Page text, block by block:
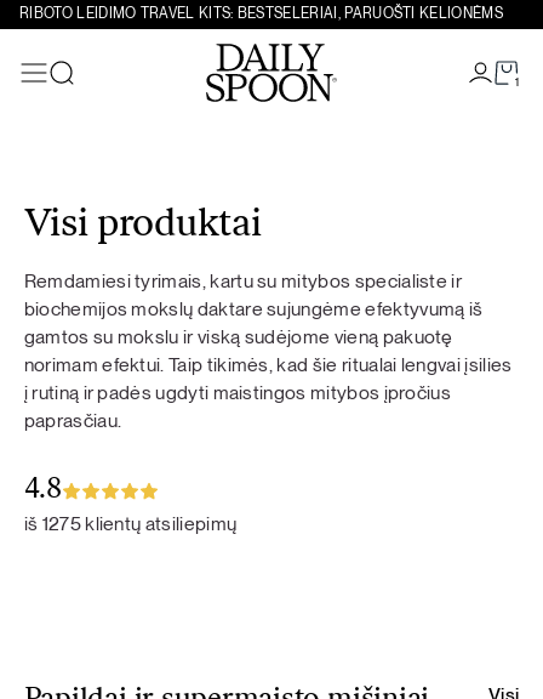
RIBOTO LEIDIMO TRAVEL KITS: BESTSELERIAI, PARUOŠTI KELIONĖMS
1
Visi produktai
Remdamiesi tyrimais, kartu su mitybos specialiste ir
biochemijos mokslų daktare sujungėme efektyvumą iš
gamtos su mokslu ir viską sudėjome vieną pakuotę
norimam efektui. Taip tikimės, kad šie ritualai lengvai įsilies
į rutiną ir padės ugdyti maistingos mitybos įpročius
paprasčiau.
4.8
iš 1275 klientų atsiliepimų